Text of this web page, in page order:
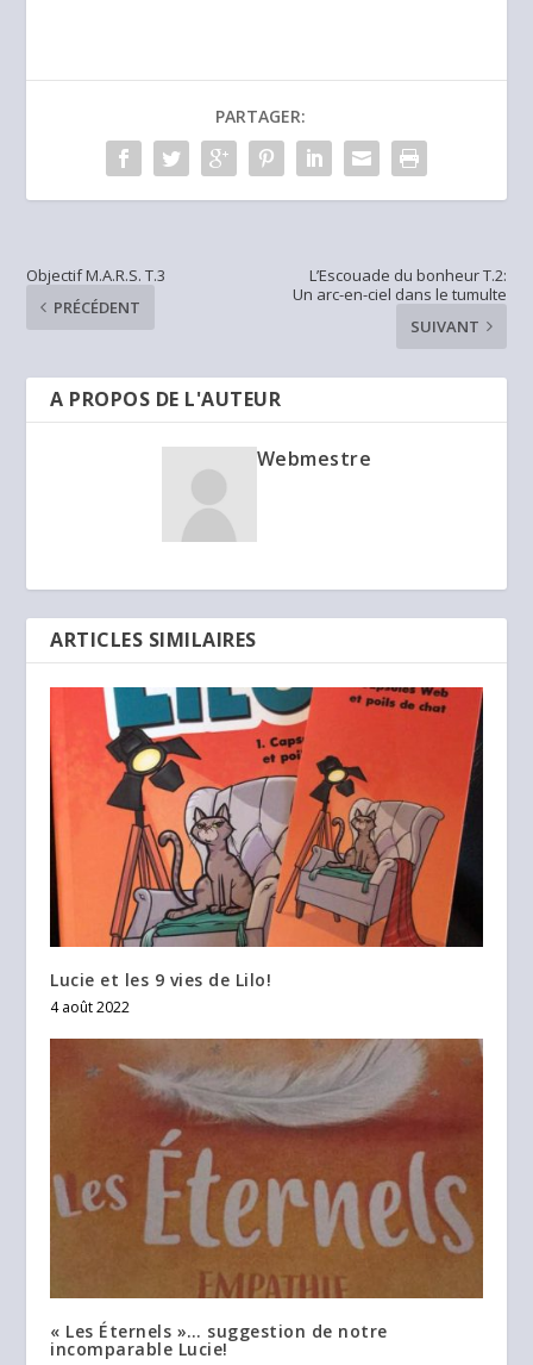
PARTAGER:
Objectif M.A.R.S. T.3
PRÉCÉDENT
L’Escouade du bonheur T.2:
Un arc-en-ciel dans le tumulte
SUIVANT
A PROPOS DE L'AUTEUR
Webmestre
ARTICLES SIMILAIRES
Lucie et les 9 vies de Lilo!
4 août 2022
« Les Éternels »… suggestion de notre
incomparable Lucie!